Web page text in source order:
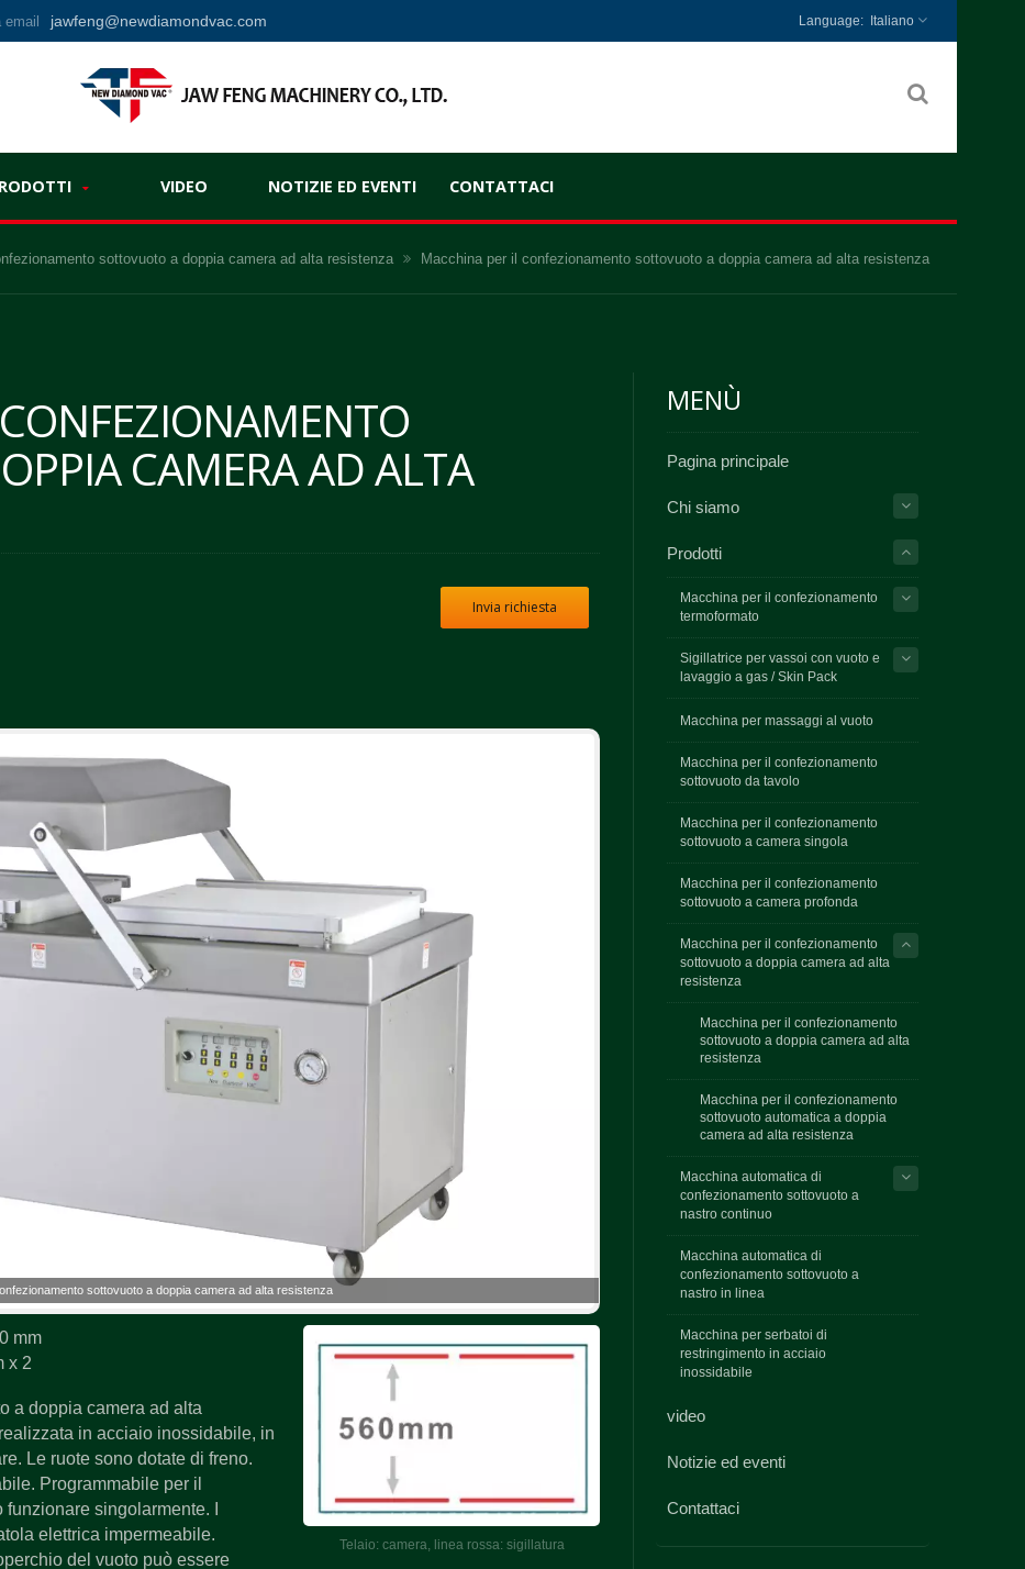
email jawfeng@newdiamondvac.com Italiano
VIDEO NOTIZIE ED EVENTI CONTATTACI
sottovuoto a doppia camera ad alta resistenza Macchina per il confezionamento sottovuoto a doppia camera ad alta resistenza
CAMERA AD ALTA
Invia richiesta
sottovuoto a doppia camera ad alta resistenza
Telaio: camera, linea rossa: sigillatura
mm
x 2
a doppia camera ad alta
in acciaio inossidabile, in
Le ruote sono dotate di freno.
Programmabile per il
singolarmente. I
elettrica impermeabile.
del vuoto può essere
MENÙ
Pagina principale
Chi siamo
Prodotti
Macchina per il confezionamento
termoformato
Sigillatrice per vassoi con vuoto e
lavaggio a gas / Skin Pack
Macchina per massaggi al vuoto
Macchina per il confezionamento
sottovuoto da tavolo
Macchina per il confezionamento
sottovuoto a camera singola
Macchina per il confezionamento
sottovuoto a camera profonda
Macchina per il confezionamento
sottovuoto a doppia camera ad alta
resistenza
Macchina per il confezionamento
sottovuoto a doppia camera ad alta
resistenza
Macchina per il confezionamento
sottovuoto automatica a doppia
camera ad alta resistenza
Macchina automatica di
confezionamento sottovuoto a
nastro continuo
Macchina automatica di
confezionamento sottovuoto a
nastro in linea
Macchina per serbatoi di
restringimento in acciaio
inossidabile
video
Notizie ed eventi
Contattaci